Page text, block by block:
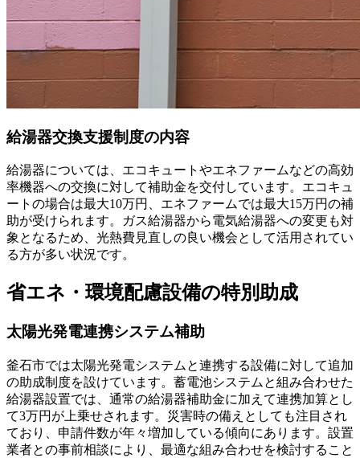
給湯器交換支援制度の内容
給湯器については、エコキュートやエネファームなどの高効
率機器への交換に対して補助金を交付しています。エコキュ
ートの場合は最大10万円、エネファームでは最大15万円の補
助が受けられます。ガス給湯器から電気給湯器への変更も対
象となるため、光熱費見直しの良い機会として活用されてい
る方が多い状況です。
省エネ・環境配慮設備の特別助成
太陽光発電連携システム補助
釜石市では太陽光発電システムと連携する設備に対して追加
の助成制度を設けています。蓄電池システムと組み合わせた
給湯器設置では、通常の給湯器補助金に加えて連携加算とし
て3万円が上乗せされます。災害時の備えとしても注目され
ており、申請件数が年々増加している傾向にあります。設置
業者との事前相談により、最適な組み合わせを検討すること